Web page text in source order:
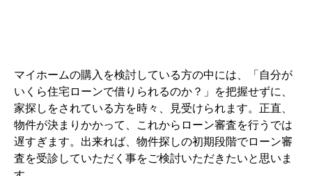
マイホームの購入を検討している方の中には、「自分が
いくら住宅ローンで借りられるのか？」を把握せずに、
家探しをされている方を時々、見受けられます。正直、
物件が決まりかかって、これからローン審査を行うでは
遅すぎます。出来れば、物件探しの初期段階でローン審
査を受診していただく事をご検討いただきたいと思いま